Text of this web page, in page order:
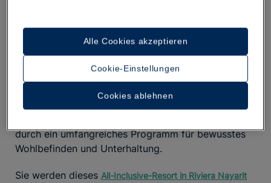
Strandzugang
höchstem Niveau – mit lokalen Zutaten in insgesamt
15 Restaurants und Bars
sowie Aktivitäten, die alle Sinne ansprechen:
bei Sonnenuntergang,
rituelle Tequila-Verkostungen
Handwerksworkshops
durch ein umfangreiches Programm für bewusstes
Wohlbefinden und Unterhaltung.
Sie werden dieses All-Inclusive-Resort in Riviera Nayarit
Cookie-Einstellungen
Cookies ablehnen
Alle Cookies akzeptieren